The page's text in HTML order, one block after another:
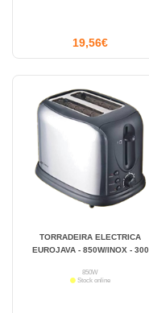
19,56€
TORRADEIRA ELECTRICA
EUROJAVA - 850W/INOX - 300
850W
Stock online